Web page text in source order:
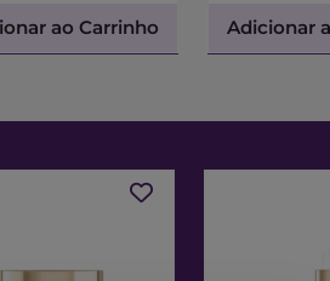
ao Carrinho Adicionar